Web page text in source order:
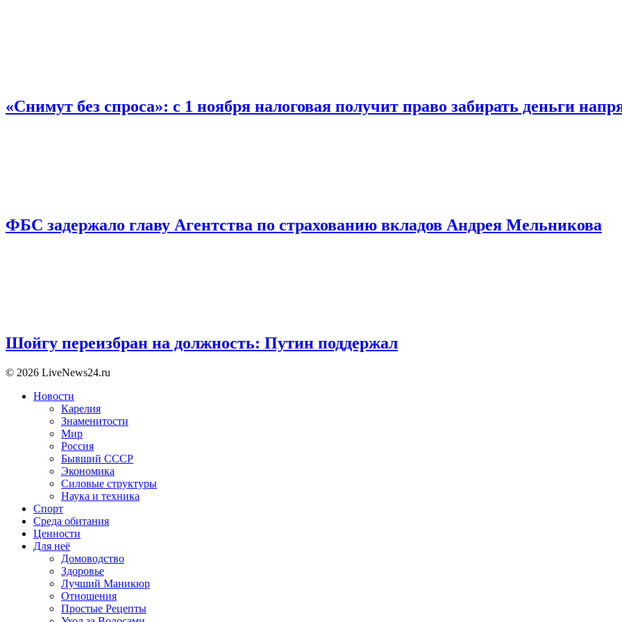
«Снимут без спроса»: с 1 ноября налоговая получит право забирать деньги
ФБС задержало главу Агентства по страхованию вкладов Андрея Мельникова
Шойгу переизбран на должность: Путин поддержал
© 2026 LiveNews24.ru
Новости
Карелия
Знаменитости
Мир
Россия
Бывший СССР
Экономика
Силовые структуры
Наука и техника
Спорт
Среда обитания
Ценности
Для неё
Домоводство
Здоровье
Лучший Маникюр
Отношения
Простые Рецепты